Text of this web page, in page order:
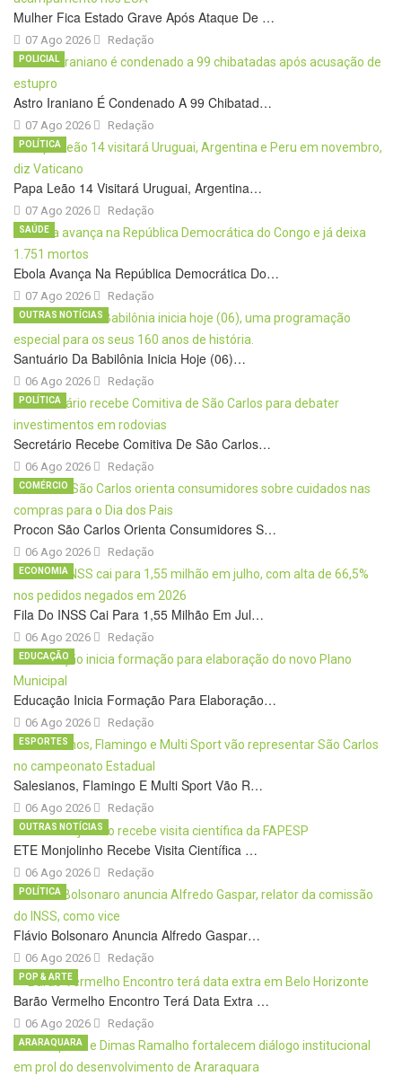
Mulher Fica Estado Grave Após Ataque De …
07 Ago 2026 Redação
Astro Iraniano É Condenado A 99 Chibatad…
07 Ago 2026
POLICIAL
Redação
Papa Leão 14 Visitará Uruguai, Argentina…
07 Ago 2026
POLÍTICA
Redação
Ebola Avança Na República Democrática Do…
07 Ago 2026
SAÚDE
Redação
Santuário Da Babilônia Inicia Hoje (06)…
06 Ago 2026
OUTRAS NOTÍCIAS
Redação
Secretário Recebe Comitiva De São Carlos…
06 Ago 2026
POLÍTICA
Redação
Procon São Carlos Orienta Consumidores S…
06 Ago 2026
COMÉRCIO
Redação
Fila Do INSS Cai Para 1,55 Milhão Em Jul…
06 Ago 2026
ECONOMIA
Redação
Educação Inicia Formação Para Elaboração…
06 Ago 2026
EDUCAÇÃO
Redação
Salesianos, Flamingo E Multi Sport Vão R…
06 Ago 2026
ESPORTES
Redação
ETE Monjolinho Recebe Visita Científica …
06 Ago 2026
OUTRAS NOTÍCIAS
Redação
Flávio Bolsonaro Anuncia Alfredo Gaspar…
06 Ago 2026
POLÍTICA
Redação
Barão Vermelho Encontro Terá Data Extra …
06 Ago 2026
POP & ARTE
Redação
ARARAQUARA